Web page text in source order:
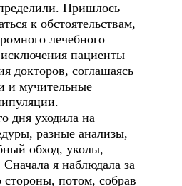
Пришлось
к обстоятельствам,
лечебного
пациенты
докторов, соглашаясь
и мучительные
уходила на
разные анализы,
обход, уколы,
я наблюдала за
потом, собрав